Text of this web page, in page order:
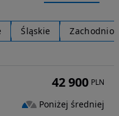
Śląskie
42 900 PLN
Poniżej średniej